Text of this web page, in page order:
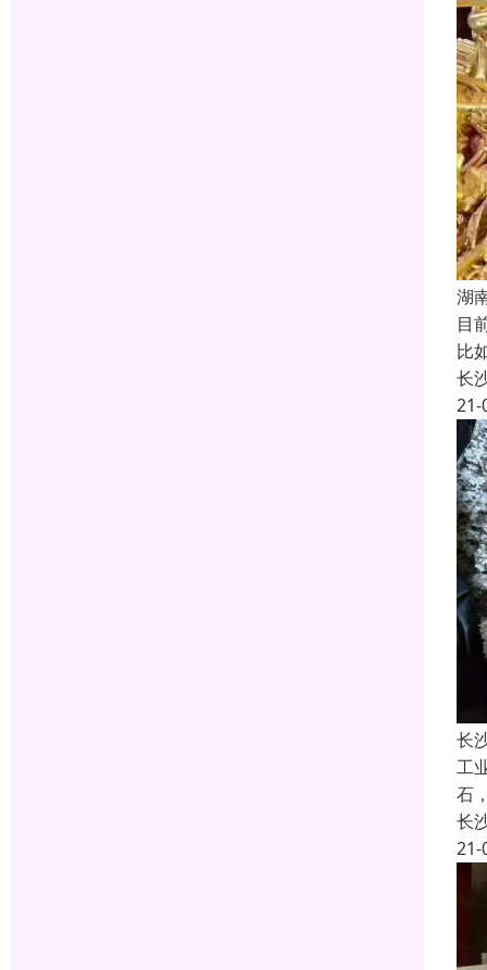
湖
目
比
长
21-
长
工
石
长
21-